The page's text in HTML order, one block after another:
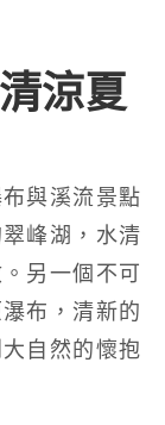
涼夏
與溪流景點
峰湖，水清
另一個不可
布，清新的
自然的懷抱